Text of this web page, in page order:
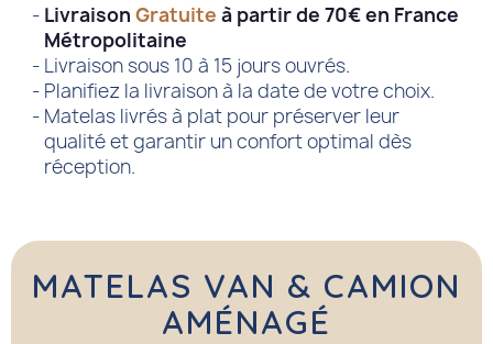
Livraison Gratuite à partir de 70€ en France
Métropolitaine
Livraison sous 10 à 15 jours ouvrés.
Planifiez la livraison à la date de votre choix.
Matelas livrés à plat pour préserver leur
qualité et garantir un confort optimal dès
réception.
MATELAS VAN & CAMION
AMÉNAGÉ